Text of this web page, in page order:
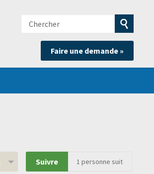
Chercher
Soumettre
la
recherche
Faire une demande »
Suivre 1 personne suit